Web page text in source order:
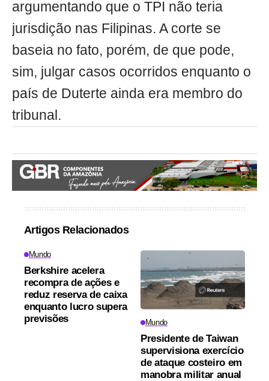
argumentando que o TPI não teria
jurisdição nas Filipinas. A corte se
baseia no fato, porém, de que pode,
sim, julgar casos ocorridos enquanto o
país de Duterte ainda era membro do
tribunal.
Artigos Relacionados
Mundo
Berkshire acelera
recompra de ações e
reduz reserva de caixa
enquanto lucro supera
previsões
Mundo
Presidente de Taiwan
supervisiona exercício
de ataque costeiro em
manobra militar anual